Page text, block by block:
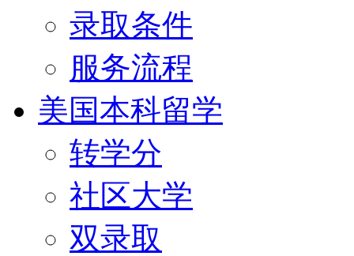
录取条件
服务流程
美国本科留学
转学分
社区大学
双录取